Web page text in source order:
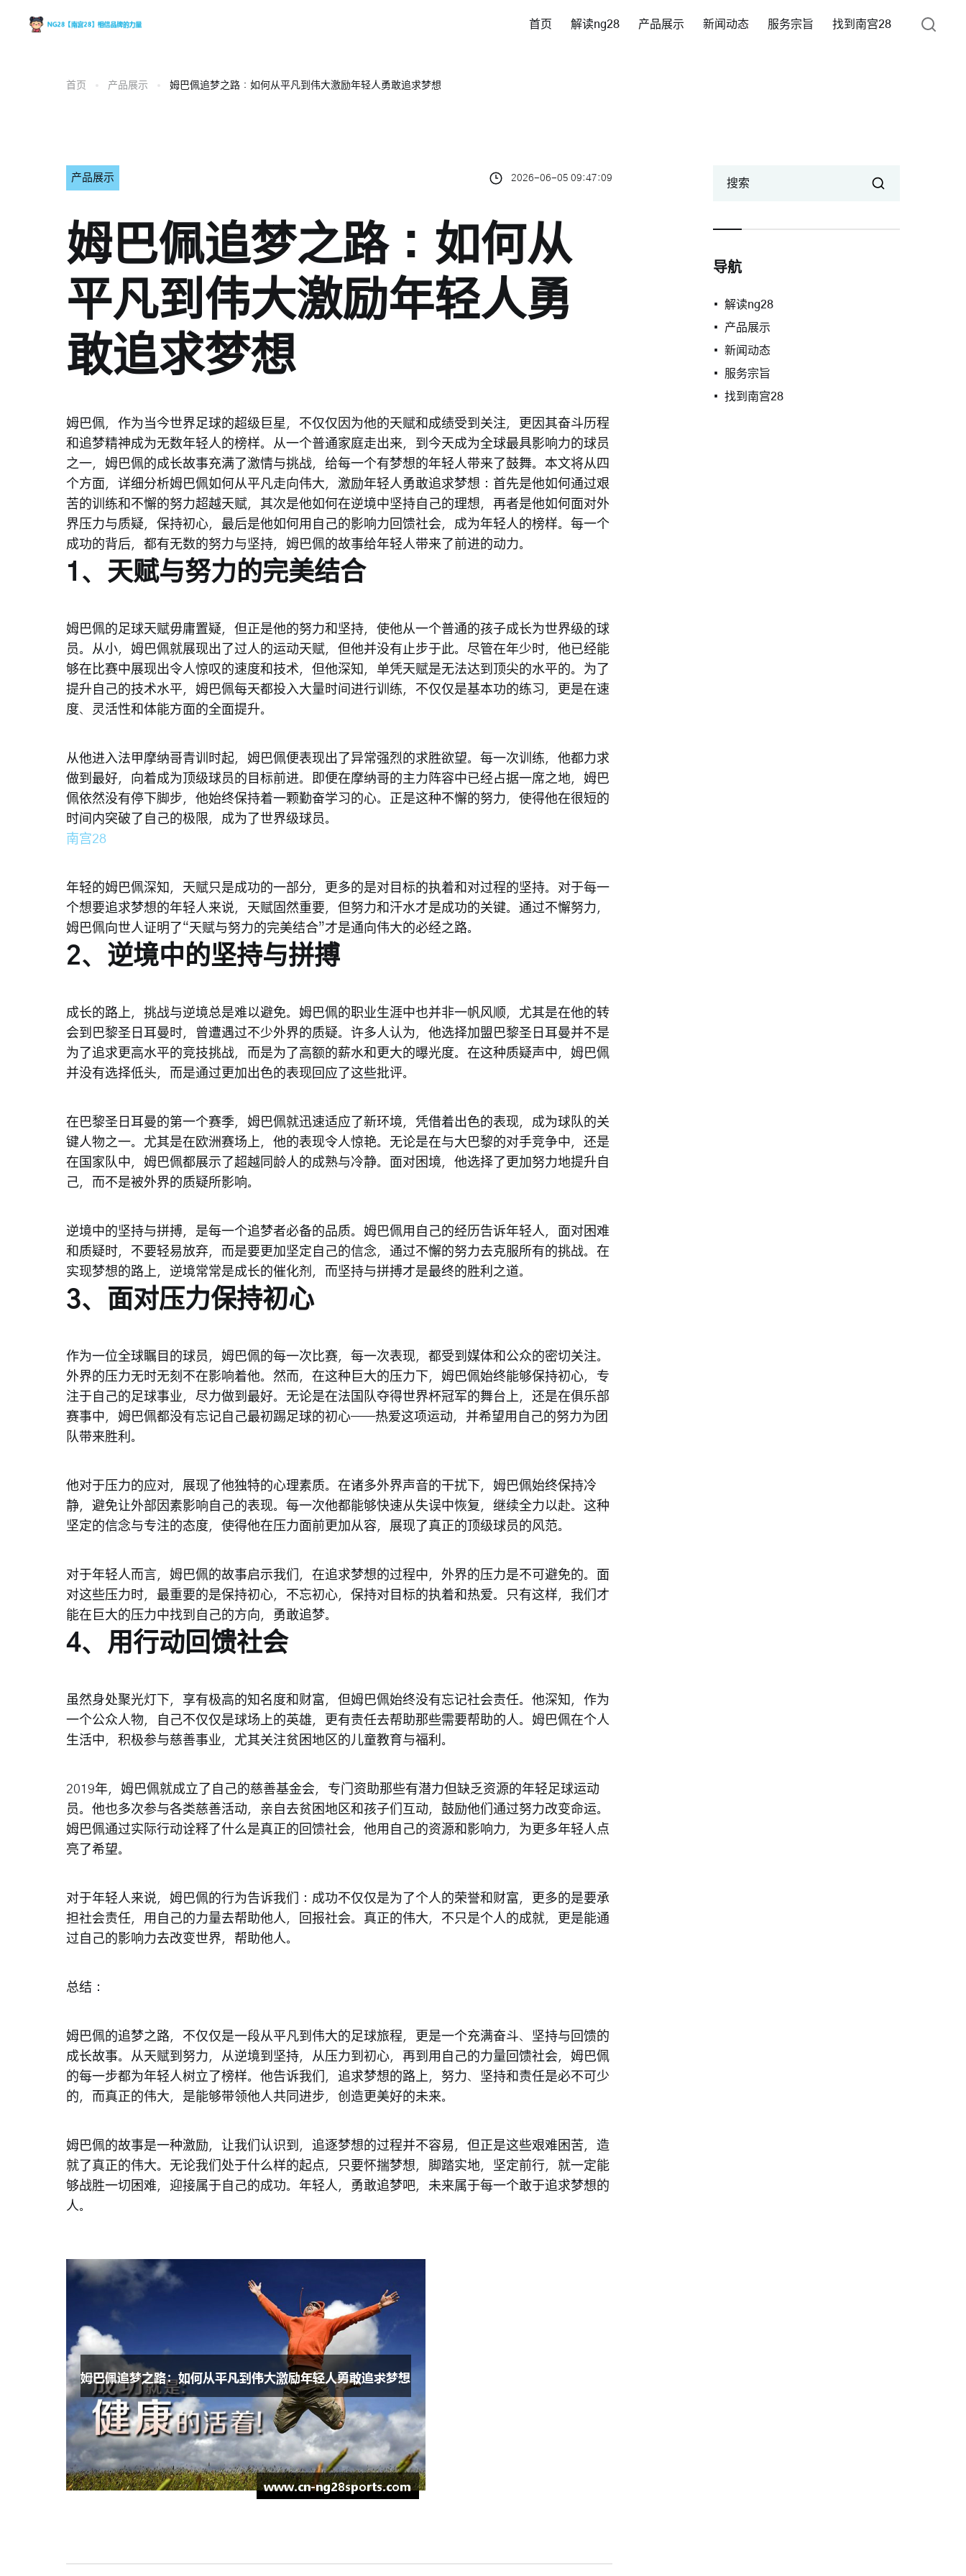
首页 解读ng28 产品展示 新闻动态 服务宗旨 找到南宫28
首页 产品展示 姆巴佩追梦之路：如何从平凡到伟大激励年轻人勇敢追求梦想
产品展示 2026-06-05 09:47:09
姆巴佩追梦之路：如何从
平凡到伟大激励年轻人勇
敢追求梦想
姆巴佩，作为当今世界足球的超级巨星，不仅仅因为他的天赋和成绩受到关注，更因其奋斗历程
和追梦精神成为无数年轻人的榜样。从一个普通家庭走出来，到今天成为全球最具影响力的球员
之一，姆巴佩的成长故事充满了激情与挑战，给每一个有梦想的年轻人带来了鼓舞。本文将从四
个方面，详细分析姆巴佩如何从平凡走向伟大，激励年轻人勇敢追求梦想：首先是他如何通过艰
苦的训练和不懈的努力超越天赋，其次是他如何在逆境中坚持自己的理想，再者是他如何面对外
界压力与质疑，保持初心，最后是他如何用自己的影响力回馈社会，成为年轻人的榜样。每一个
成功的背后，都有无数的努力与坚持，姆巴佩的故事给年轻人带来了前进的动力。
1、天赋与努力的完美结合
姆巴佩的足球天赋毋庸置疑，但正是他的努力和坚持，使他从一个普通的孩子成长为世界级的球
员。从小，姆巴佩就展现出了过人的运动天赋，但他并没有止步于此。尽管在年少时，他已经能
够在比赛中展现出令人惊叹的速度和技术，但他深知，单凭天赋是无法达到顶尖的水平的。为了
提升自己的技术水平，姆巴佩每天都投入大量时间进行训练，不仅仅是基本功的练习，更是在速
度、灵活性和体能方面的全面提升。
从他进入法甲摩纳哥青训时起，姆巴佩便表现出了异常强烈的求胜欲望。每一次训练，他都力求
做到最好，向着成为顶级球员的目标前进。即便在摩纳哥的主力阵容中已经占据一席之地，姆巴
佩依然没有停下脚步，他始终保持着一颗勤奋学习的心。正是这种不懈的努力，使得他在很短的
时间内突破了自己的极限，成为了世界级球员。
南宫28
年轻的姆巴佩深知，天赋只是成功的一部分，更多的是对目标的执着和对过程的坚持。对于每一
个想要追求梦想的年轻人来说，天赋固然重要，但努力和汗水才是成功的关键。通过不懈努力，
姆巴佩向世人证明了“天赋与努力的完美结合”才是通向伟大的必经之路。
2、逆境中的坚持与拼搏
成长的路上，挑战与逆境总是难以避免。姆巴佩的职业生涯中也并非一帆风顺，尤其是在他的转
会到巴黎圣日耳曼时，曾遭遇过不少外界的质疑。许多人认为，他选择加盟巴黎圣日耳曼并不是
为了追求更高水平的竞技挑战，而是为了高额的薪水和更大的曝光度。在这种质疑声中，姆巴佩
并没有选择低头，而是通过更加出色的表现回应了这些批评。
在巴黎圣日耳曼的第一个赛季，姆巴佩就迅速适应了新环境，凭借着出色的表现，成为球队的关
键人物之一。尤其是在欧洲赛场上，他的表现令人惊艳。无论是在与大巴黎的对手竞争中，还是
在国家队中，姆巴佩都展示了超越同龄人的成熟与冷静。面对困境，他选择了更加努力地提升自
己，而不是被外界的质疑所影响。
逆境中的坚持与拼搏，是每一个追梦者必备的品质。姆巴佩用自己的经历告诉年轻人，面对困难
和质疑时，不要轻易放弃，而是要更加坚定自己的信念，通过不懈的努力去克服所有的挑战。在
实现梦想的路上，逆境常常是成长的催化剂，而坚持与拼搏才是最终的胜利之道。
3、面对压力保持初心
作为一位全球瞩目的球员，姆巴佩的每一次比赛，每一次表现，都受到媒体和公众的密切关注。
外界的压力无时无刻不在影响着他。然而，在这种巨大的压力下，姆巴佩始终能够保持初心，专
注于自己的足球事业，尽力做到最好。无论是在法国队夺得世界杯冠军的舞台上，还是在俱乐部
赛事中，姆巴佩都没有忘记自己最初踢足球的初心——热爱这项运动，并希望用自己的努力为团
队带来胜利。
他对于压力的应对，展现了他独特的心理素质。在诸多外界声音的干扰下，姆巴佩始终保持冷
静，避免让外部因素影响自己的表现。每一次他都能够快速从失误中恢复，继续全力以赴。这种
坚定的信念与专注的态度，使得他在压力面前更加从容，展现了真正的顶级球员的风范。
对于年轻人而言，姆巴佩的故事启示我们，在追求梦想的过程中，外界的压力是不可避免的。面
对这些压力时，最重要的是保持初心，不忘初心，保持对目标的执着和热爱。只有这样，我们才
能在巨大的压力中找到自己的方向，勇敢追梦。
4、用行动回馈社会
虽然身处聚光灯下，享有极高的知名度和财富，但姆巴佩始终没有忘记社会责任。他深知，作为
一个公众人物，自己不仅仅是球场上的英雄，更有责任去帮助那些需要帮助的人。姆巴佩在个人
生活中，积极参与慈善事业，尤其关注贫困地区的儿童教育与福利。
2019年，姆巴佩就成立了自己的慈善基金会，专门资助那些有潜力但缺乏资源的年轻足球运动
员。他也多次参与各类慈善活动，亲自去贫困地区和孩子们互动，鼓励他们通过努力改变命运。
姆巴佩通过实际行动诠释了什么是真正的回馈社会，他用自己的资源和影响力，为更多年轻人点
亮了希望。
对于年轻人来说，姆巴佩的行为告诉我们：成功不仅仅是为了个人的荣誉和财富，更多的是要承
担社会责任，用自己的力量去帮助他人，回报社会。真正的伟大，不只是个人的成就，更是能通
过自己的影响力去改变世界，帮助他人。
总结：
姆巴佩的追梦之路，不仅仅是一段从平凡到伟大的足球旅程，更是一个充满奋斗、坚持与回馈的
成长故事。从天赋到努力，从逆境到坚持，从压力到初心，再到用自己的力量回馈社会，姆巴佩
的每一步都为年轻人树立了榜样。他告诉我们，追求梦想的路上，努力、坚持和责任是必不可少
的，而真正的伟大，是能够带领他人共同进步，创造更美好的未来。
姆巴佩的故事是一种激励，让我们认识到，追逐梦想的过程并不容易，但正是这些艰难困苦，造
就了真正的伟大。无论我们处于什么样的起点，只要怀揣梦想，脚踏实地，坚定前行，就一定能
够战胜一切困难，迎接属于自己的成功。年轻人，勇敢追梦吧，未来属于每一个敢于追求梦想的
人。
搜索
导航
解读ng28
产品展示
新闻动态
服务宗旨
找到南宫28